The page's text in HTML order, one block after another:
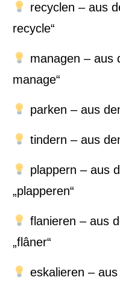
recyclen – aus
recycle“
managen – aus
manage“
parken – aus
tindern – aus
plappern – aus
„plapperen“
flanieren – aus
„flâner“
eskalieren –